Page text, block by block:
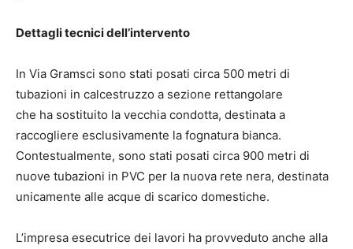
Dettagli tecnici dell’intervento
In Via Gramsci sono stati posati circa 500 metri di
tubazioni in calcestruzzo a sezione rettangolare
che ha sostituito la vecchia condotta, destinata a
raccogliere esclusivamente la fognatura bianca.
Contestualmente, sono stati posati circa 900 metri di
nuove tubazioni in PVC per la nuova rete nera, destinata
unicamente alle acque di scarico domestiche.
L’impresa esecutrice dei lavori ha provveduto anche alla